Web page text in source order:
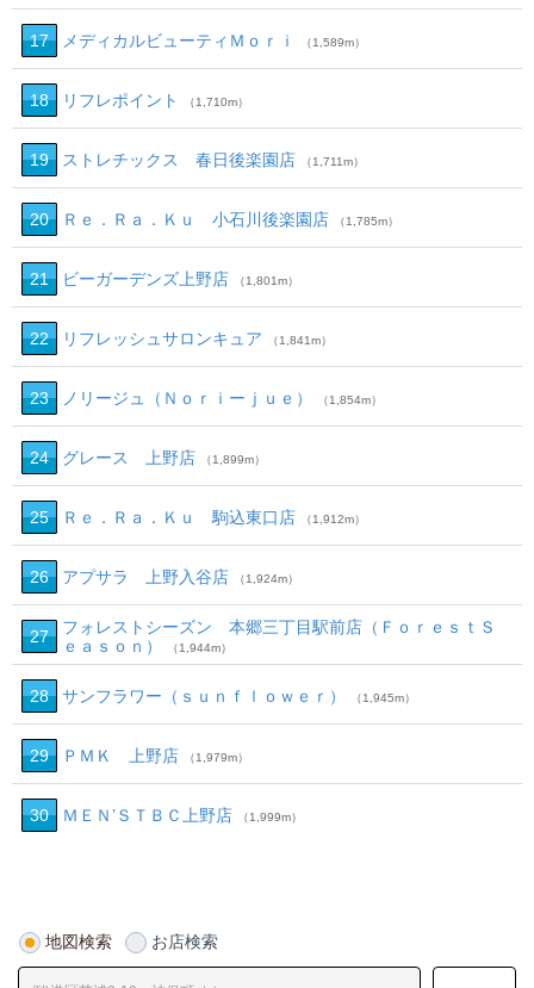
17 メディカルビューティＭｏｒｉ （1,589m）
18 リフレポイント （1,710m）
19 ストレチックス 春日後楽園店 （1,711m）
20 Ｒｅ．Ｒａ．Ｋｕ 小石川後楽園店 （1,785m）
21 ビーガーデンズ上野店 （1,801m）
22 リフレッシュサロンキュア （1,841m）
23 ノリージュ（Ｎｏｒｉーｊｕｅ） （1,854m）
24 グレース 上野店 （1,899m）
25 Ｒｅ．Ｒａ．Ｋｕ 駒込東口店 （1,912m）
26 アプサラ 上野入谷店 （1,924m）
27
フォレストシーズン 本郷三丁目駅前店（ＦｏｒｅｓｔＳ
ｅａｓｏｎ）
（1,944m）
28 サンフラワー（ｓｕｎｆｌｏｗｅｒ） （1,945m）
29 ＰＭＫ 上野店 （1,979m）
30 ＭＥＮ’ＳＴＢＣ上野店 （1,999m）
地図検索 お店検索